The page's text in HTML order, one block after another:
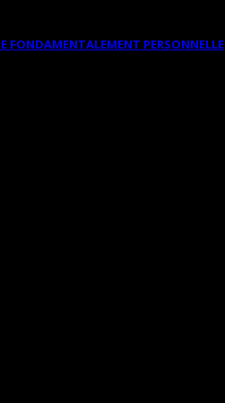
FONDAMENTALEMENT PERSONNELLE